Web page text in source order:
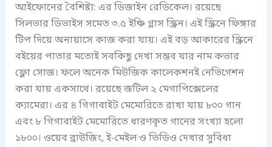
আইফোনের বৈশিষ্ট্য: এর ডিজাইন রেডিকেল। রয়েছে
সিলভার ডিভাইস সমেত ৩.৫ ইঞ্চি গ্লাস স্ক্রিন। এই স্ক্রিনে ফিঙ্গার
টিপ দিয়ে অনায়াসে কাজ করা যায়। এই বড় আকারের স্ক্রিনে
বইয়ের পাতার মতোই সবকিছু দেখা সম্ভব যার নাম কভার
ফ্লো সোজ। ফলে অনেক মিউজিক কালেকশনই নেভিগেশন
করা যায় একসাথে। রয়েছে জটিল ২ মেগাপিক্সেলের
ক্যামেরা। এর ৪ গিগাবাইট মেমোরিতে রাখা যায় ৮০০ গান
এবং ৮ গিগাবাইট মেমোরিতে ধারণকৃত গানের সংখ্যা হলো
১৮০০। ওয়েব ব্রাউজিং, ই-মেইল ও ভিডিও দেখার সুবিধা